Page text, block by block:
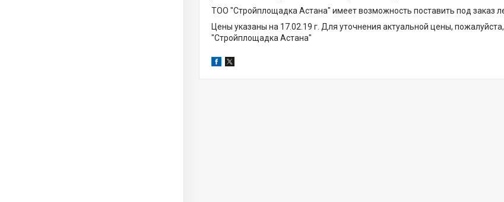
ТОО "Стройплощадка Астана" имеет возможность поставить под заказ
Цены указаны на 17.02.19 г. Для уточнения актуальной цены,
"Стройплощадка Астана"